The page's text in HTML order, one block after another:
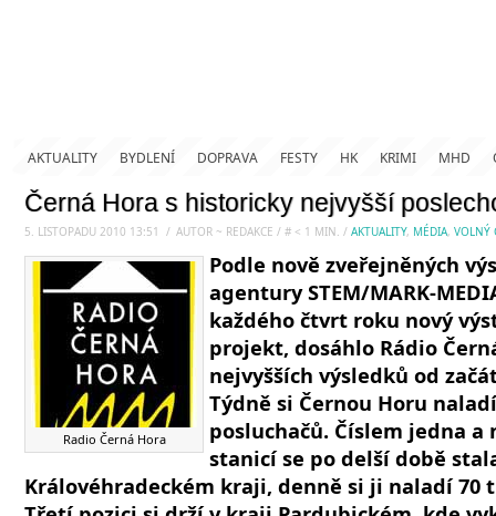
AKTUALITY BYDLENÍ DOPRAVA FESTY HK KRIMI MHD
Černá Hora s historicky nejvyšší
5. LISTOPADU 2010 13:51 / AUTOR ~ REDAKCE / # < 1 MIN. / AKTUALITY, MÉDIA, VOLNÝ
Radio Černá Hora
Podle nově zveřejněných
agentury STEM/MARK-
každého čtvrt roku nový
projekt, dosáhlo Rádio
nejvyšších výsledků od
Týdně si Černou Horu
posluchačů. Číslem jedna
stanicí se po delší době
Královéhradeckém kraji, denně si ji naladí 70